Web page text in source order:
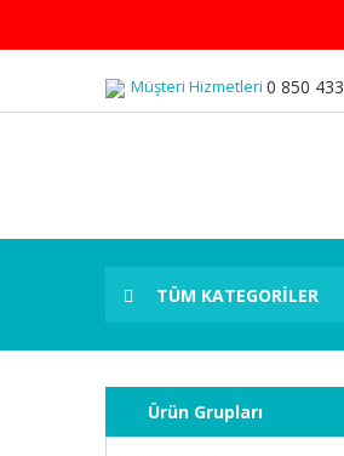
Müşteri Hizmetleri 0 850
TÜM KATEGORİLER
Ürün Grupları